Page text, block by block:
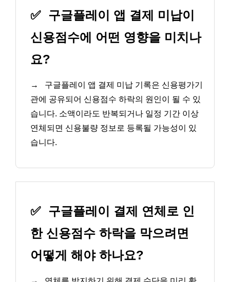
✅
구글플레이 앱 결제 미납이
신용점수에 어떤 영향을 미치나
요?
→
구글플레이 앱 결제 미납 기록은 신용평가기
관에 공유되어 신용점수 하락의 원인이 될 수 있
습니다. 소액이라도 반복되거나 일정 기간 이상
연체되면 신용불량 정보로 등록될 가능성이 있
습니다.
✅
구글플레이 결제 연체로 인
한 신용점수 하락을 막으려면
어떻게 해야 하나요?